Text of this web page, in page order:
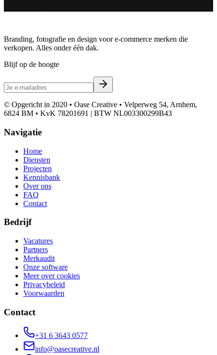
Branding, fotografie en design voor e-commerce merken die
verkopen. Alles onder één dak.
Blijf op de hoogte
© Opgericht in 2020 • Oase Creative • Velperweg 54, Arnhem,
6824 BM • KvK 78201691 | BTW NL003300299B43
Navigatie
Home
Diensten
Projecten
Kennisbank
Over ons
FAQ
Contact
Bedrijf
Vacatures
Partners
Merkaudit
Onze software
Meer over cookies
Privacybeleid
Voorwaarden
Contact
+31 6 3643 0577
info@oasecreative.nl